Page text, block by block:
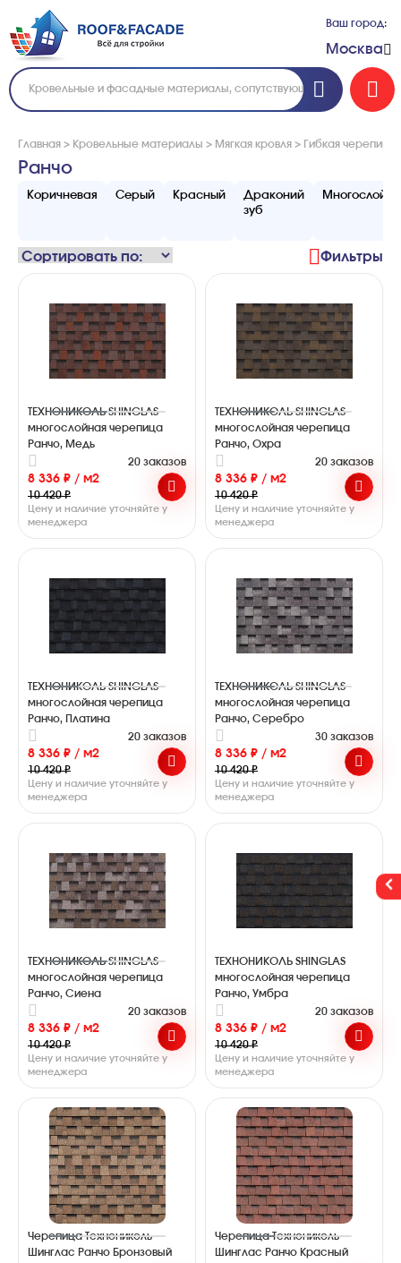
Ваш город:
Москва
Главная > Кровельные материалы > Мягкая кровля > Гибкая черепица
Ранчо
Коричневая Серый Красный
Драконий
зуб
Фильтры
ТЕХНОНИКОЛЬ SHINGLAS
многослойная черепица
Ранчо, Медь
20 заказов
8 336 ₽ / м2
10 420 ₽
Цену и наличие уточняйте у
менеджера
ТЕХНОНИКОЛЬ SHINGLAS
многослойная черепица
Ранчо, Охра
20 заказов
8 336 ₽ / м2
10 420 ₽
Цену и наличие уточняйте у
менеджера
ТЕХНОНИКОЛЬ SHINGLAS
многослойная черепица
Ранчо, Платина
20 заказов
8 336 ₽ / м2
10 420 ₽
Цену и наличие уточняйте у
менеджера
ТЕХНОНИКОЛЬ SHINGLAS
многослойная черепица
Ранчо, Серебро
30 заказов
8 336 ₽ / м2
10 420 ₽
Цену и наличие уточняйте у
менеджера
ТЕХНОНИКОЛЬ SHINGLAS
многослойная черепица
Ранчо, Сиена
20 заказов
8 336 ₽ / м2
10 420 ₽
Цену и наличие уточняйте у
менеджера
ТЕХНОНИКОЛЬ SHINGLAS
многослойная черепица
Ранчо, Умбра
20 заказов
8 336 ₽ / м2
10 420 ₽
Цену и наличие уточняйте у
менеджера
Черепица Технониколь
Шинглас Ранчо Бронзовый
Черепица Технониколь
Шинглас Ранчо Красный